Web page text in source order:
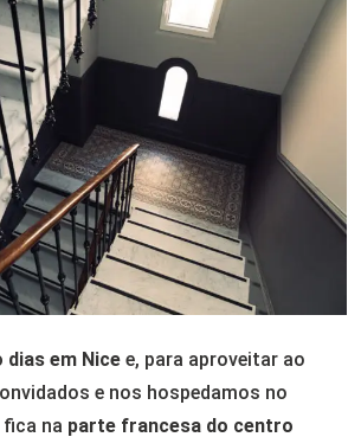
dias em Nice e, para aproveitar ao
e nos hospedamos no
fica na parte francesa do centro